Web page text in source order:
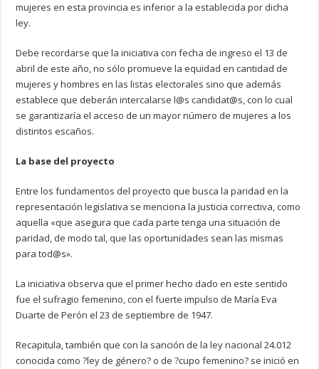
mujeres en esta provincia es inferior a la establecida por dicha
ley.
Debe recordarse que la iniciativa con fecha de ingreso el 13 de
abril de este año, no sólo promueve la equidad en cantidad de
mujeres y hombres en las listas electorales sino que además
establece que deberán intercalarse l@s candidat@s, con lo cual
se garantizaría el acceso de un mayor número de mujeres a los
distintos escaños.
La base del proyecto
Entre los fundamentos del proyecto que busca la paridad en la
representación legislativa se menciona la justicia correctiva, como
aquella «que asegura que cada parte tenga una situación de
paridad, de modo tal, que las oportunidades sean las mismas
para tod@s».
La iniciativa observa que el primer hecho dado en este sentido
fue el sufragio femenino, con el fuerte impulso de María Eva
Duarte de Perón el 23 de septiembre de 1947.
Recapitula, también que con la sanción de la ley nacional 24.012
conocida como ?ley de género? o de ?cupo femenino? se inició en